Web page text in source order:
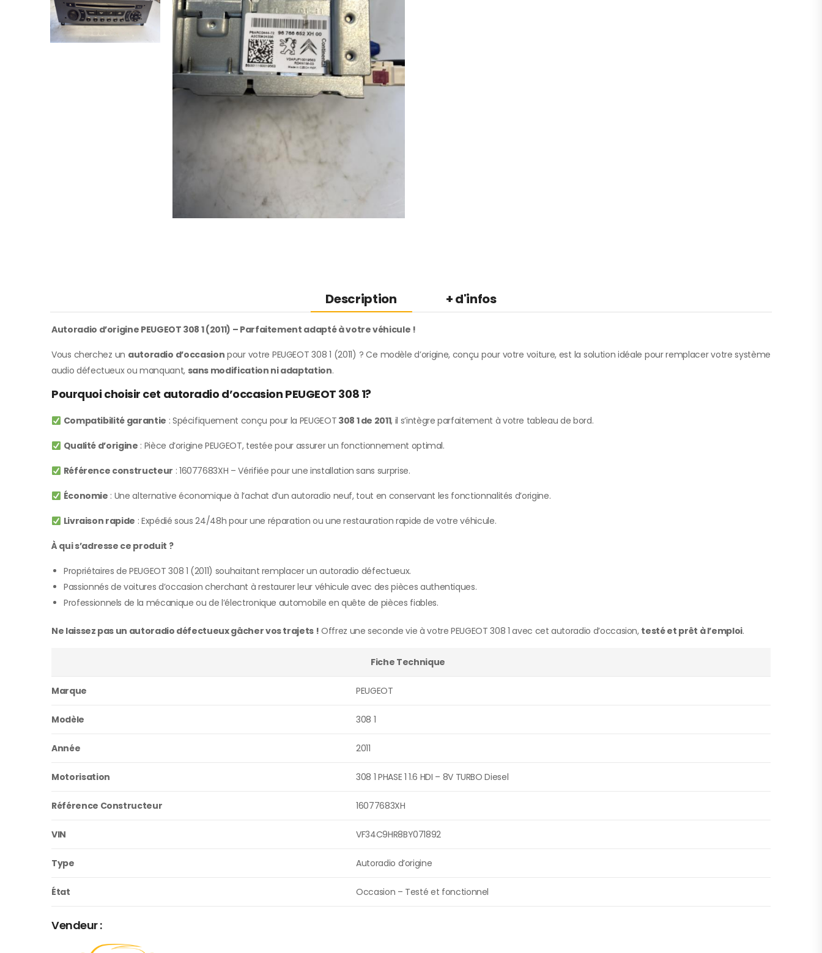
Description + d'infos
Autoradio d’origine PEUGEOT 308 1 (2011) – Parfaitement adapté à votre véhicule !
Vous cherchez un autoradio d’occasion pour votre PEUGEOT 308 1 (2011) ? Ce modèle d’origine, conçu pour votre voiture, est la solution idéale pour remplacer votre système
audio défectueux ou manquant, sans modification ni adaptation.
Pourquoi choisir cet autoradio d’occasion PEUGEOT 308 1?
Compatibilité garantie : Spécifiquement conçu pour la PEUGEOT 308 1 de 2011, il s’intègre parfaitement à votre tableau de bord.
Qualité d’origine : Pièce d’origine PEUGEOT, testée pour assurer un fonctionnement optimal.
Référence constructeur : 16077683XH – Vérifiée pour une installation sans surprise.
Économie : Une alternative économique à l’achat d’un autoradio neuf, tout en conservant les fonctionnalités d’origine.
Livraison rapide : Expédié sous 24/48h pour une réparation ou une restauration rapide de votre véhicule.
À qui s’adresse ce produit ?
Propriétaires de PEUGEOT 308 1 (2011) souhaitant remplacer un autoradio défectueux.
Passionnés de voitures d’occasion cherchant à restaurer leur véhicule avec des pièces authentiques.
Professionnels de la mécanique ou de l’électronique automobile en quête de pièces fiables.
Ne laissez pas un autoradio défectueux gâcher vos trajets ! Offrez une seconde vie à votre PEUGEOT 308 1 avec cet autoradio d’occasion, testé et prêt à l’emploi.
Fiche Technique
Marque PEUGEOT
Modèle 308 1
Année 2011
Motorisation 308 1 PHASE 1 1.6 HDI – 8V TURBO Diesel
Référence Constructeur 16077683XH
VIN VF34C9HR8BY071892
Type Autoradio d’origine
État Occasion – Testé et fonctionnel
Vendeur :